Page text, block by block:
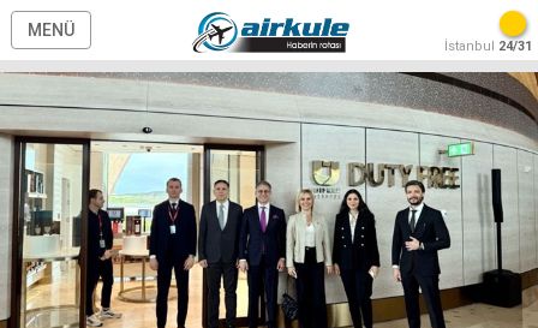
MENÜ
İstanbul 24/31